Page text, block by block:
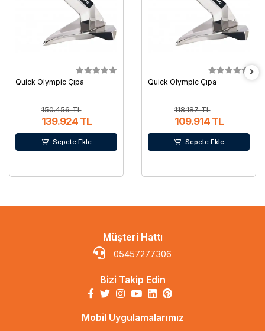
Quick Olympic Çıpa
150.456 TL
139.924 TL
Sepete Ekle
Quick Olympic Çıpa
118.187 TL
109.914 TL
Sepete Ekle
Müşteri Hattı
05457277306
Bizi Takip Edin
Mobil Uygulamalarımız